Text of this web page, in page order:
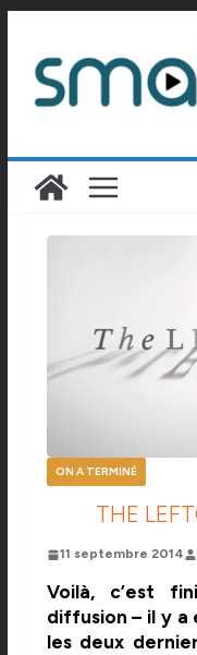
contenu
ON A TERMINÉ
THE
11 septembre 2014
Voilà, c’est
diffusion – il y a
les deux